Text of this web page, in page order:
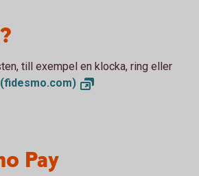
till exempel en klocka, ring eller
(fidesmo.com)
Pay